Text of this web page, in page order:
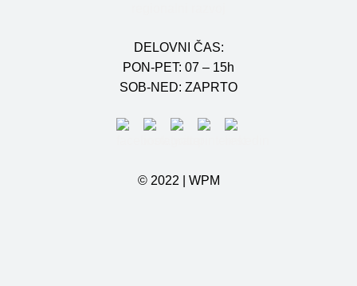
DELOVNI ČAS:
PON-PET: 07 – 15h
SOB-NED: ZAPRTO
© 2022 | WPM